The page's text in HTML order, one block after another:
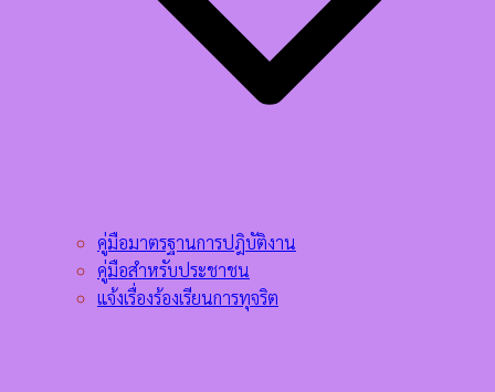
คู่มือมาตรฐานการปฎิบัติงาน
คู่มือสำหรับประชาชน
แจ้งเรื่องร้องเรียนการทุจริต